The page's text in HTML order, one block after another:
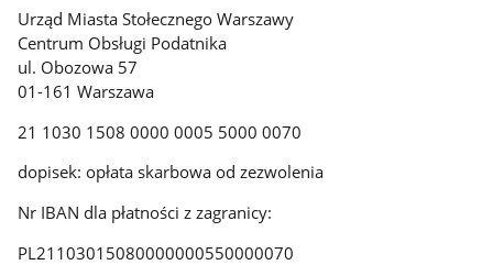
Urząd Miasta Stołecznego Warszawy
Centrum Obsługi Podatnika
ul. Obozowa 57
01-161 Warszawa
21 1030 1508 0000 0005 5000 0070
dopisek: opłata skarbowa od zezwolenia
Nr IBAN dla płatności z zagranicy:
PL21103015080000000550000070